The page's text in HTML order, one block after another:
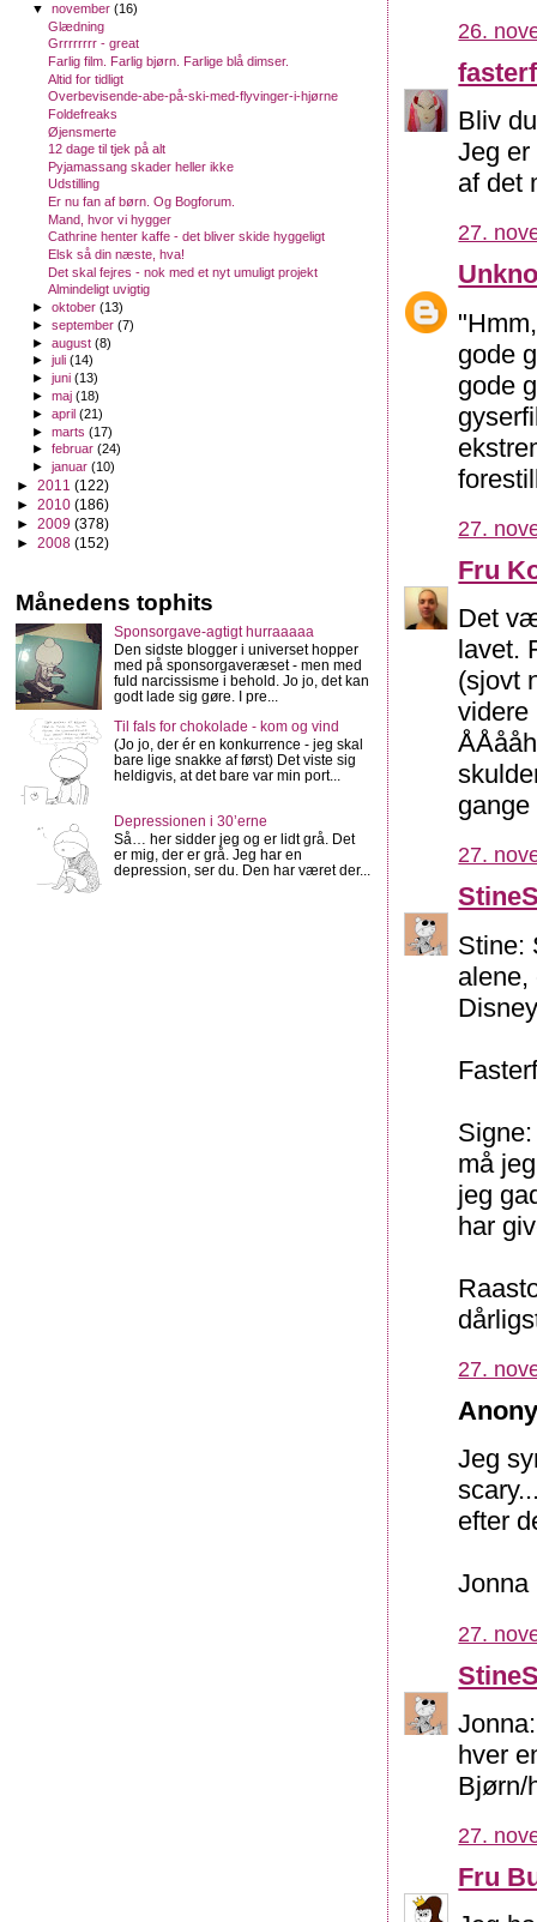
26.
Bliv
Jeg
af det
27.
gode
gode
27.
Fru
Det
lavet.
(sjovt
videre
gange
27.
Stine:
alene,
må
jeg
har
27.
Jeg
efter
Jonna
27.
hver
Bjørn/
27.
Fru
▼november(16)
Glædning
Grrrrrrrr - great
Farlig film. Farlig bjørn. Farlige blå dimser.
Altid for tidligt
Overbevisende-abe-på-ski-med-flyvinger-i-hjørne
Foldefreaks
Øjensmerte
12 dage til tjek på alt
Pyjamassang skader heller ikke
Udstilling
Er nu fan af børn. Og Bogforum.
Mand, hvor vi hygger
Cathrine henter kaffe - det bliver skide hyggeligt
Elsk så din næste, hva!
Det skal fejres - nok med et nyt umuligt projekt
Almindeligt uvigtig
►oktober(13)
►september(7)
►august(8)
►juli(14)
►juni(13)
►maj(18)
►april(21)
►marts(17)
►februar(24)
►januar(10)
► 2011 (122)
► 2010 (186)
► 2009 (378)
► 2008 (152)
Månedens tophits
Sponsorgave-agtigt hurraaaaa
Den sidste blogger i universet hopper
med på sponsorgaveræset - men med
fuld narcissisme i behold. Jo jo, det kan
godt lade sig gøre. I pre...
Til fals for chokolade - kom og vind
(Jo jo, der ér en konkurrence - jeg skal
bare lige snakke af først) Det viste sig
heldigvis, at det bare var min port...
Depressionen i 30’erne
Så… her sidder jeg og er lidt grå. Det
er mig, der er grå. Jeg har en
depression, ser du. Den har været der...